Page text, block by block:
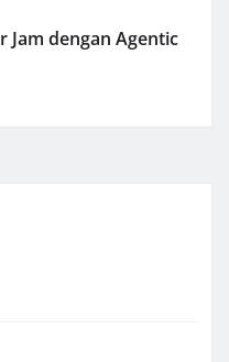
Jam dengan Agentic